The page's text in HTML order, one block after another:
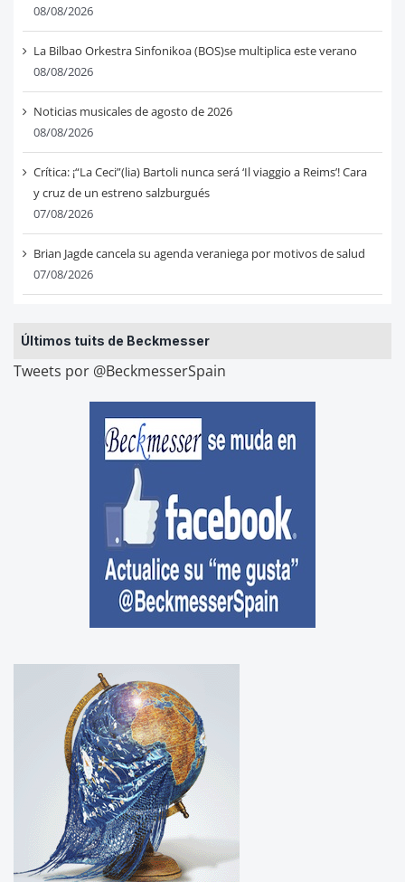
08/08/2026
La Bilbao Orkestra Sinfonikoa (BOS)se multiplica este verano
08/08/2026
Noticias musicales de agosto de 2026
08/08/2026
Crítica: ¡“La Ceci”(lia) Bartoli nunca será ‘Il viaggio a Reims’! Cara
y cruz de un estreno salzburgués
07/08/2026
Brian Jagde cancela su agenda veraniega por motivos de salud
07/08/2026
Últimos tuits de Beckmesser
Tweets por @BeckmesserSpain